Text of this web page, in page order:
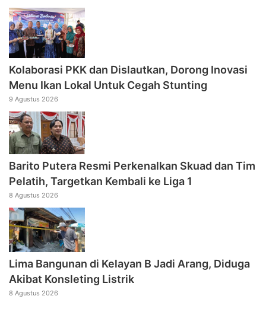
Kolaborasi PKK dan Dislautkan, Dorong Inovasi
Menu Ikan Lokal Untuk Cegah Stunting
9 Agustus 2026
Barito Putera Resmi Perkenalkan Skuad dan Tim
Pelatih, Targetkan Kembali ke Liga 1
8 Agustus 2026
Lima Bangunan di Kelayan B Jadi Arang, Diduga
Akibat Konsleting Listrik
8 Agustus 2026